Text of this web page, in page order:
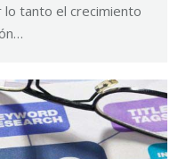
lo tanto el crecimiento